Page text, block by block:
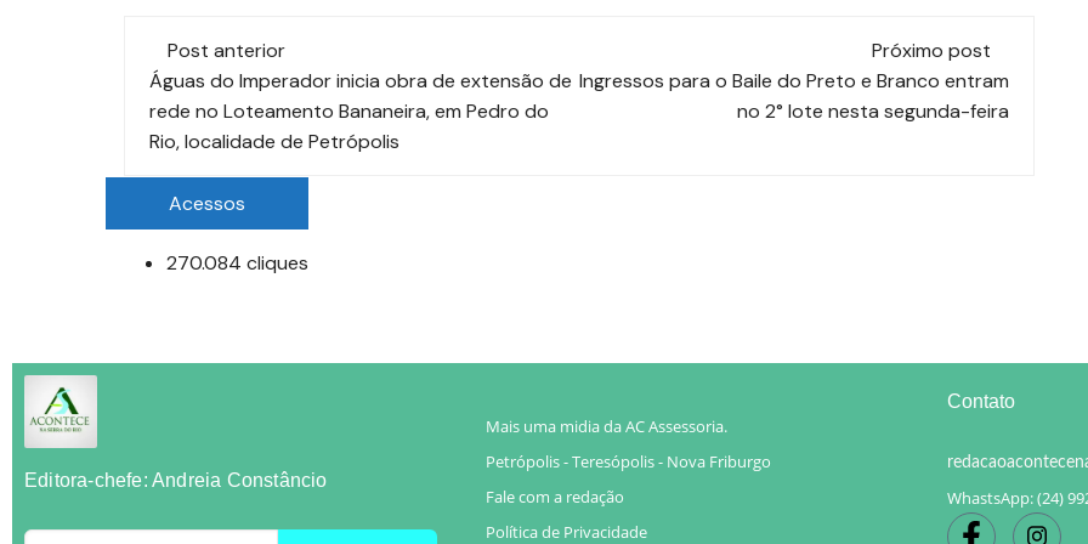
Post anterior
Águas do Imperador inicia obra de extensão de
rede no Loteamento Bananeira, em Pedro do
Rio, localidade de Petrópolis
Próximo post
Ingressos para o Baile do Preto e Branco entram
no 2° lote nesta segunda-feira
Acessos
270.084 cliques
Editora-chefe: Andreia Constâncio
Mais uma midia da AC Assessoria.
Petrópolis - Teresópolis - Nova Friburgo
Fale com a redação
Política de Privacidade
Contato
WhastsApp: (24)